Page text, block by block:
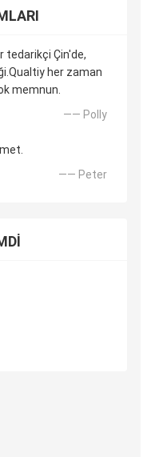
tedarikçi Çin'de,
her zaman
memnun.
—— Polly
—— Peter